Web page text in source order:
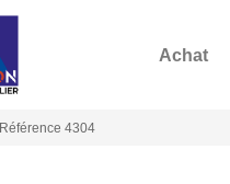
Achat
Référence 4304